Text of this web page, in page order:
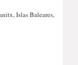
Islas Baleares,